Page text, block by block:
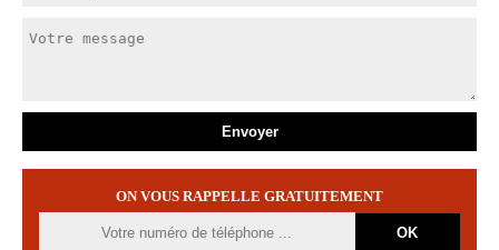
ON VOUS RAPPELLE GRATUITEMENT